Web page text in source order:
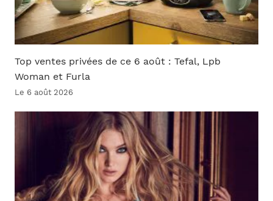
Top ventes privées de ce 6 août : Tefal, Lpb
Woman et Furla
Le 6 août 2026